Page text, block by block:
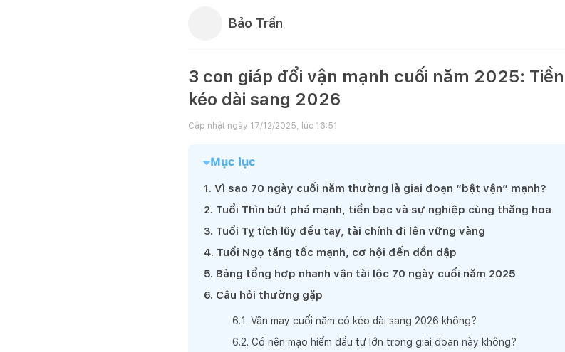
Bảo Trần
3 con giáp đổi vận mạnh cuối năm 2025:
kéo dài sang 2026
Cập nhật ngày 17/12/2025, lúc 16:51
Mục lục
1. Vì sao 70 ngày cuối năm thường là giai đoạn “bật vận” mạnh?
2. Tuổi Thìn bứt phá mạnh, tiền bạc và sự nghiệp cùng thăng hoa
3. Tuổi Tỵ tích lũy đều tay, tài chính đi lên vững vàng
4. Tuổi Ngọ tăng tốc mạnh, cơ hội đến dồn dập
5. Bảng tổng hợp nhanh vận tài lộc 70 ngày cuối năm 2025
6. Câu hỏi thường gặp
6.1 . Vận may cuối năm có kéo dài sang 2026 không?
6.2. Có nên mạo hiểm đầu tư lớn trong giai đoạn này không?